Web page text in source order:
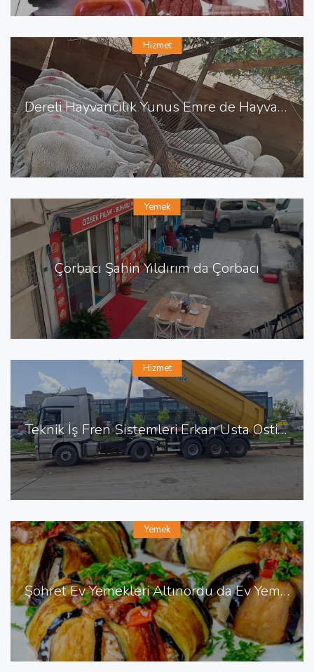
Dereli Hayvancılık Yunus Emre de Hayvancılık Besicilik
Hizmet
Çorbacı Şahin Yıldırım da Çorbacı
Yemek
Teknik İş Fren Sistemleri Erkan Usta Ostim de Fren Tamiri
Hizmet
Şöhret Ev Yemekleri Altınordu da Ev Yemekleri
Yemek